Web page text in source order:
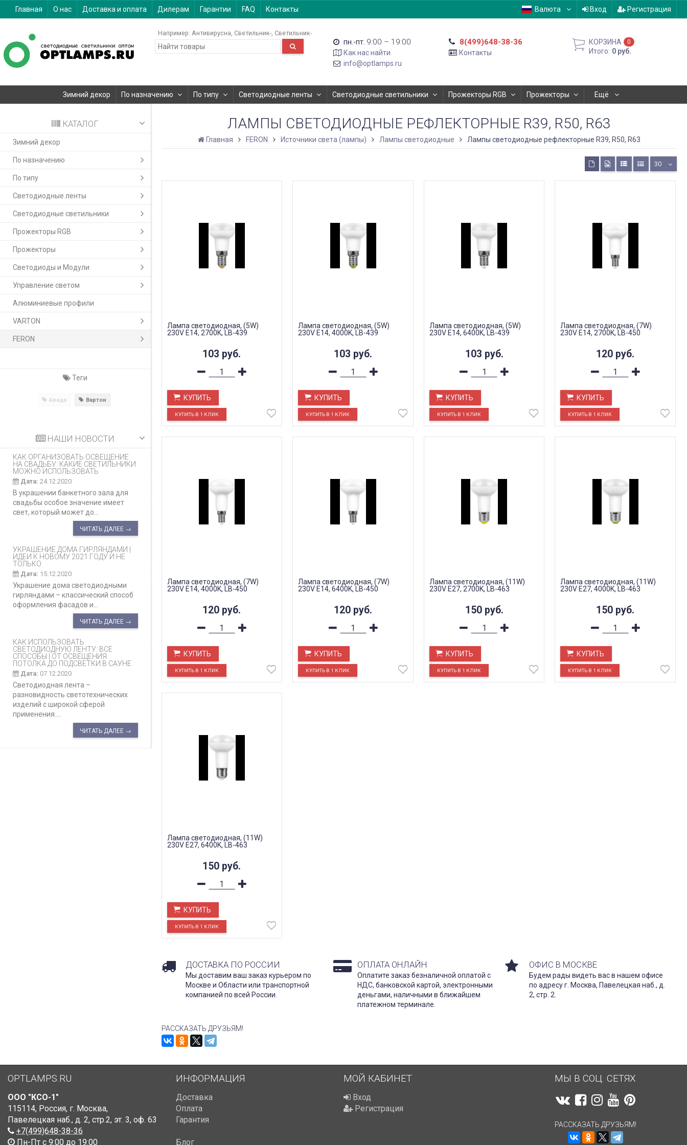
Главная О нас Доставка и оплата Дилерам Гарантии FAQ Контакты Валюта Вход Регистрация
Например: Антивирусна Светильник- Светильник-
пн.-пт. 9:00 – 19:00
Как нас найти
info@optlamps.ru
8(499)648-38-36
Контакты
КОРЗИНА 0
Итого: 0 руб.
Зимний декор По назначению По типу Светодиодные ленты Светодиодные светильники Прожекторы RGB Прожекторы Ещё
КАТАЛОГ
Зимний декор
По назначению
По типу
Светодиодные ленты
Светодиодные светильники
Прожекторы RGB
Прожекторы
Светодиоды и Модули
Управление светом
Алюминиевые профили
VARTON
FERON
Теги
Авада Вартон
НАШИ НОВОСТИ
КАК ОРГАНИЗОВАТЬ ОСВЕЩЕНИЕ
НА СВАДЬБУ: КАКИЕ СВЕТИЛЬНИКИ
МОЖНО ИСПОЛЬЗОВАТЬ
Дата: 24.12.2020
В украшении банкетного зала для
свадьбы особое значение имеет
свет, который может до...
ЧИТАТЬ ДАЛЕЕ →
УКРАШЕНИЕ ДОМА ГИРЛЯНДАМИ |
ИДЕИ К НОВОМУ 2021 ГОДУ И НЕ
ТОЛЬКО
Дата: 15.12.2020
Украшение дома светодиодными
гирляндами – классический способ
оформления фасадов и...
ЧИТАТЬ ДАЛЕЕ →
КАК ИСПОЛЬЗОВАТЬ
СВЕТОДИОДНУЮ ЛЕНТУ: ВСЕ
СПОСОБЫ | ОТ ОСВЕЩЕНИЯ
ПОТОЛКА ДО ПОДСВЕТКИ В САУНЕ
Дата: 07.12.2020
Светодиодная лента –
разновидность светотехнических
изделий с широкой сферой
применения....
ЧИТАТЬ ДАЛЕЕ →
ЛАМПЫ СВЕТОДИОДНЫЕ РЕФЛЕКТОРНЫЕ R39, R50, R63
Главная FERON Источники света (лампы) Лампы светодиодные Лампы светодиодные рефлекторные R39, R50, R63
30
Лампа светодиодная, (5W)
230V E14, 2700K, LB-439
103 руб.
КУПИТЬ
Лампа светодиодная, (5W)
230V E14, 4000K, LB-439
103 руб.
КУПИТЬ
Лампа светодиодная, (5W)
230V E14, 6400K, LB-439
103 руб.
КУПИТЬ
Лампа светодиодная, (7W)
230V E14, 2700K, LB-450
120 руб.
КУПИТЬ
Лампа светодиодная, (7W)
230V E14, 4000K, LB-450
120 руб.
КУПИТЬ
Лампа светодиодная, (7W)
230V E14, 6400K, LB-450
120 руб.
КУПИТЬ
Лампа светодиодная, (11W)
230V E27, 2700K, LB-463
150 руб.
КУПИТЬ
Лампа светодиодная, (11W)
230V E27, 4000K, LB-463
150 руб.
КУПИТЬ
Лампа светодиодная, (11W)
230V E27, 6400K, LB-463
150 руб.
КУПИТЬ
ДОСТАВКА ПО РОССИИ
Мы доставим ваш заказ курьером по
Москве и Области или транспортной
компанией по всей России.
ОПЛАТА ОНЛАЙН
Оплатите заказ безналичной оплатой с
НДС, банковской картой, электронными
деньгами, наличными в ближайшем
платежном терминале.
ОФИС В МОСКВЕ
Будем рады видеть вас в нашем офисе
по адресу г. Москва, Павелецкая наб., д.
2, стр. 2.
РАССКАЗАТЬ ДРУЗЬЯМ!
OPTLAMPS.RU
ООО "КСО-1"
115114, Россия, г. Москва,
Павелецкая наб., д. 2, стр.2, эт. 3, оф. 63
+7(499)648-38-36
Пн-Пт с 9:00 до 19:00
ИНФОРМАЦИЯ
Доставка
Оплата
Гарантия
Блог
МОЙ КАБИНЕТ
Вход
Регистрация
МЫ В СОЦ. СЕТЯХ
РАССКАЗАТЬ ДРУЗЬЯМ!